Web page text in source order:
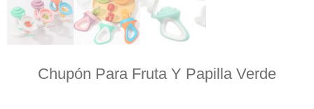
Chupón Para Fruta Y Papilla Verde